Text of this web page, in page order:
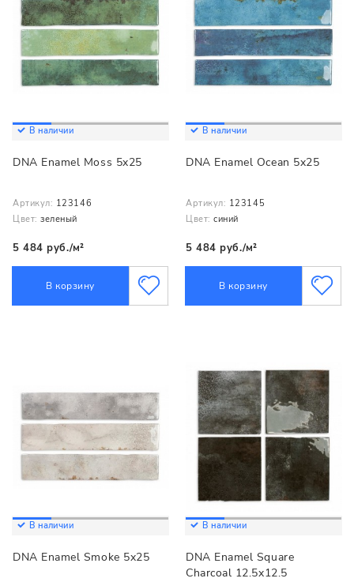
В наличии
DNA Enamel Moss 5x25
Артикул: 123146
Цвет: зеленый
5 484 руб./м²
В корзину
В наличии
DNA Enamel Ocean 5x25
Артикул: 123145
Цвет: синий
5 484 руб./м²
В корзину
В наличии
DNA Enamel Smoke 5x25
В наличии
DNA Enamel Square
Charcoal 12.5x12.5